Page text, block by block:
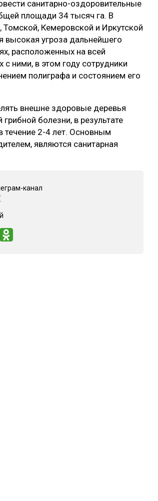
РЫНОК
ТЕХНОЛОГИИ
ОТРАСЛЕВАЯ
КАЛЕНДАРЬ
санитарно-оздоровительные
площади 34 тысяч га. В
Томской, Кемеровской и Иркутской
высокая угроза дальнейшего
расположенных на всей
с ними, в этом году сотрудники
полиграфа и состоянием его
внешне здоровые деревья
болезни, в результате
течение 2-4 лет. Основным
являются санитарная
канал